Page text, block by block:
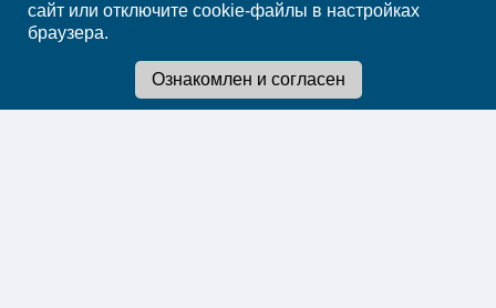
прием
сайт или отключите cookie-файлы в настройках
браузера.